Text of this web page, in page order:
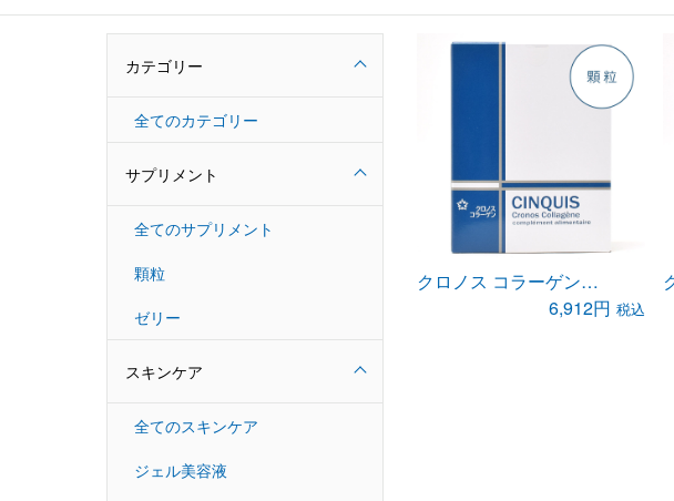
カテゴリー
全てのカテゴリー
サプリメント
全てのサプリメント
顆粒
ゼリー
スキンケア
全てのスキンケア
ジェル美容液
クロノス コラーゲン コンプレマン アリマンテール （コラーゲン・サプリメント 顆粒）
6,912円 税込